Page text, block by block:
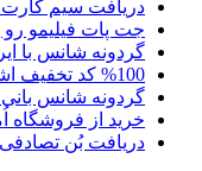
دریافت سیم کارت
جت پات فیلیمو
گردونه شانس با
%100 کد تخفیف اشتراک 3 ماهه دیجی پلاس از دیجی کالا
گردونه شانس بانی مد تا
خرید از فروشگاه اُمارکت با کد
دریافت بُن